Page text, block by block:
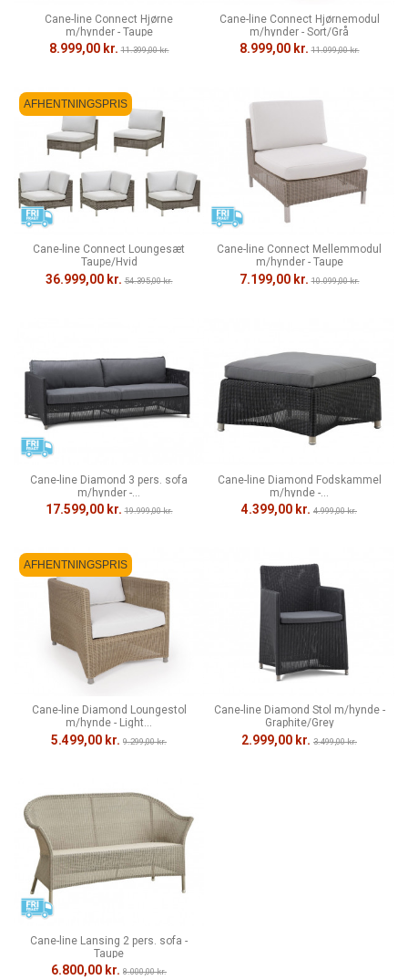
Cane-line Connect Hjørne
m/hynder - Taupe
8.999,00 kr. 11.399,00 kr.
Cane-line Connect Hjørnemodul
m/hynder - Sort/Grå
8.999,00 kr. 11.099,00 kr.
AFHENTNINGSPRIS
Cane-line Connect Loungesæt
Taupe/Hvid
36.999,00 kr. 54.395,00 kr.
Cane-line Connect Mellemmodul
m/hynder - Taupe
7.199,00 kr. 10.099,00 kr.
Cane-line Diamond 3 pers. sofa
m/hynder -...
17.599,00 kr. 19.999,00 kr.
Cane-line Diamond Fodskammel
m/hynde -...
4.399,00 kr. 4.999,00 kr.
AFHENTNINGSPRIS
Cane-line Diamond Loungestol
m/hynde - Light...
5.499,00 kr. 9.299,00 kr.
Cane-line Diamond Stol m/hynde -
Graphite/Grey
2.999,00 kr. 3.499,00 kr.
Cane-line Lansing 2 pers. sofa -
Taupe
6.800,00 kr. 8.000,00 kr.